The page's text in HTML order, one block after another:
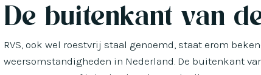
De buitenkant van
RVS, ook wel roestvrij staal genoemd, staat erom
weersomstandigheden in Nederland. De buitenkant